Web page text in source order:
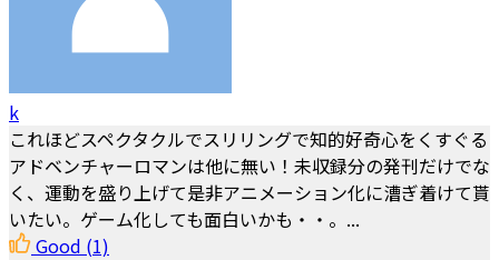
k
これほどスペクタクルでスリリングで知的好奇心をくすぐる
アドベンチャーロマンは他に無い！未収録分の発刊だけでな
く、運動を盛り上げて是非アニメーション化に漕ぎ着けて貰
いたい。ゲーム化しても面白いかも・・。...
Good (1)